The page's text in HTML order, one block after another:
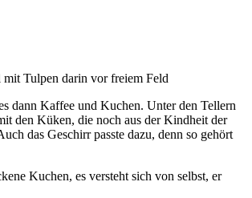
dann Kaffee und Kuchen. Unter den Tellern
den Küken, die noch aus der Kindheit der
das Geschirr passte dazu, denn so gehört
Kuchen, es versteht sich von selbst, er